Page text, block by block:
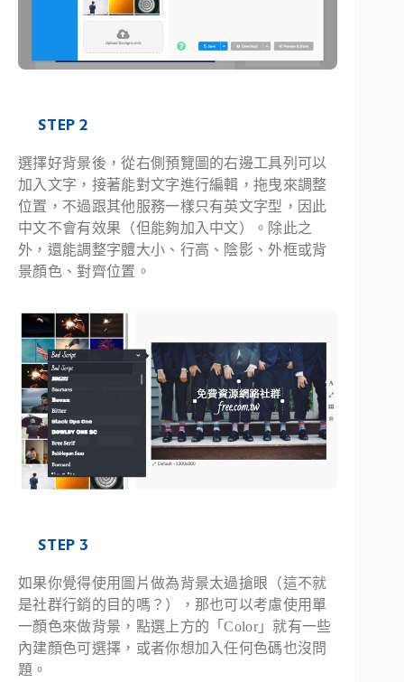
STEP 2
選擇好背景後，從右側預覽圖的右邊工具列可以
加入文字，接著能對文字進行編輯，拖曳來調整
位置，不過跟其他服務一樣只有英文字型，因此
中文不會有效果（但能夠加入中文）。除此之
外，還能調整字體大小、行高、陰影、外框或背
景顏色、對齊位置。
STEP 3
如果你覺得使用圖片做為背景太過搶眼（這不就
是社群行銷的目的嗎？），那也可以考慮使用單
一顏色來做背景，點選上方的「Color」就有一些
內建顏色可選擇，或者你想加入任何色碼也沒問
題。